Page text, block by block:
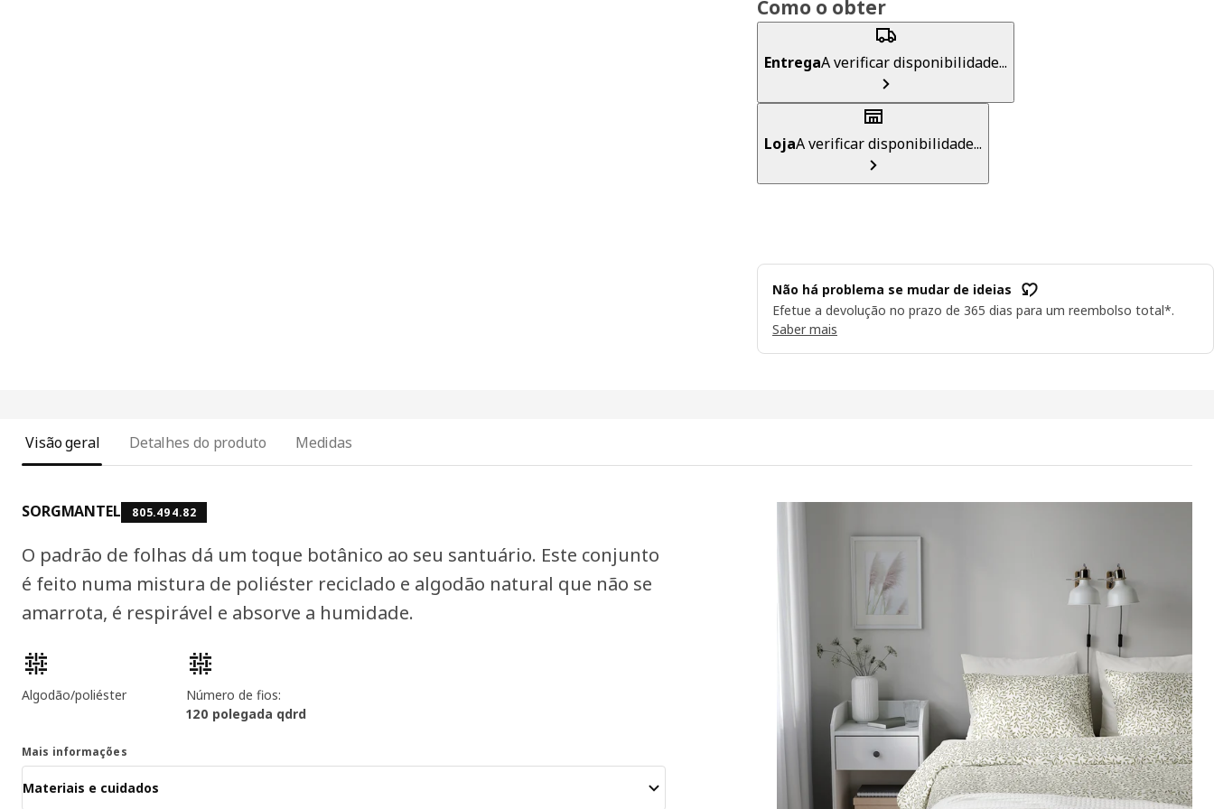
Como o obter
EntregaA verificar disponibilidade...
LojaA verificar disponibilidade...
Não há problema se mudar de ideias
Efetue a devolução no prazo de 365 dias para um reembolso total*.
Saber mais
Visão geral Detalhes do produto Medidas
SORGMANTEL 805.494.82
O padrão de folhas dá um toque botânico ao seu santuário. Este conjunto
é feito numa mistura de poliéster reciclado e algodão natural que não se
amarrota, é respirável e absorve a humidade.
Características dos produtos
Algodão/poliéster
Número de fios:
120 polegada qdrd
Mais informações
Materiais e cuidados